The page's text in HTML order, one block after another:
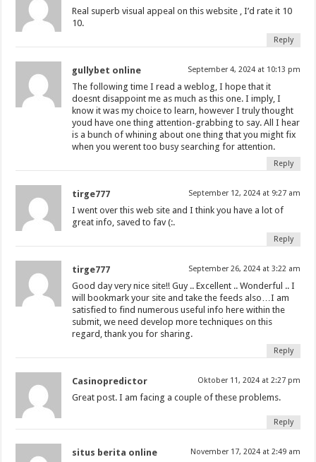
Real superb visual appeal on this website , I’d rate it 10
10.
Reply
gullybet online September 4, 2024 at 10:13 pm
The following time I read a weblog, I hope that it
doesnt disappoint me as much as this one. I imply, I
know it was my choice to learn, however I truly thought
youd have one thing attention-grabbing to say. All I hear
is a bunch of whining about one thing that you might fix
when you werent too busy searching for attention.
Reply
tirge777 September 12, 2024 at 9:27 am
I went over this web site and I think you have a lot of
great info, saved to fav (:.
Reply
tirge777 September 26, 2024 at 3:22 am
Good day very nice site!! Guy .. Excellent .. Wonderful .. I
will bookmark your site and take the feeds also…I am
satisfied to find numerous useful info here within the
submit, we need develop more techniques on this
regard, thank you for sharing.
Reply
Casinopredictor Oktober 11, 2024 at 2:27 pm
Great post. I am facing a couple of these problems.
Reply
situs berita online November 17, 2024 at 2:49 am